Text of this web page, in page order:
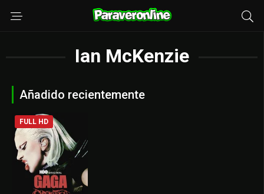
Ian McKenzie
Añadido recientemente
FULL HD